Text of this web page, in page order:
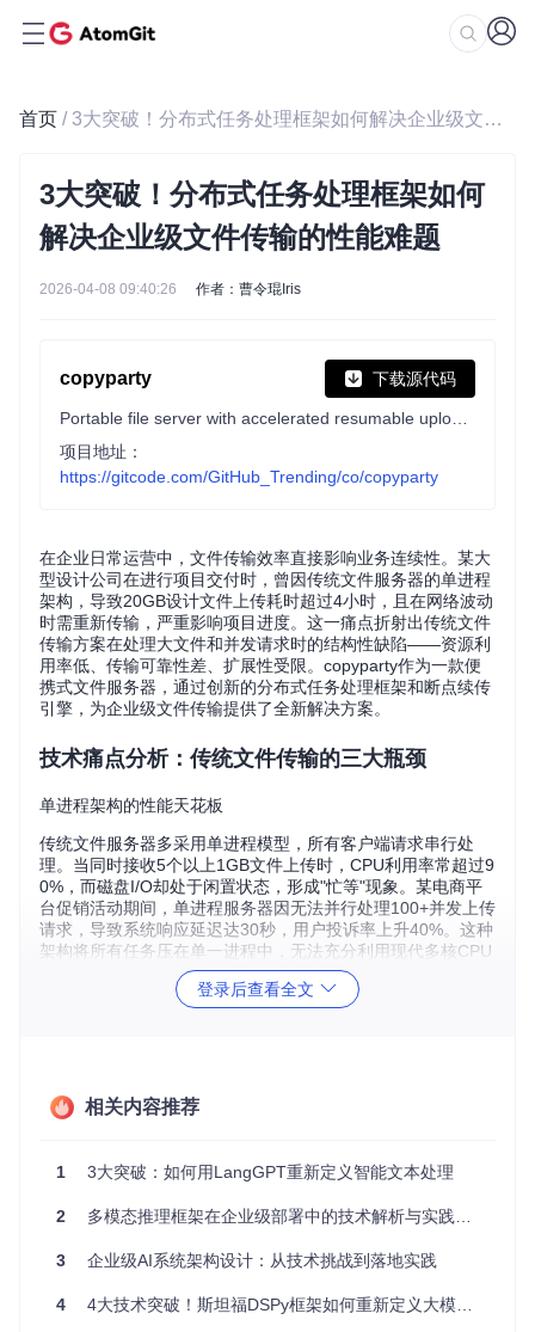
首页 / 3大突破！分布式任务处理框架如何解决企业级文件传输的性能难题
3大突破！分布式任务处理框架如何
解决企业级文件传输的性能难题
2026-04-08 09:40:26 作者：曹令琨Iris
copyparty 下载源代码
项目地址：
https://gitcode.com/GitHub_Trending/co/copyparty
在企业日常运营中，文件传输效率直接影响业务连续性。某大
型设计公司在进行项目交付时，曾因传统文件服务器的单进程
架构，导致20GB设计文件上传耗时超过4小时，且在网络波动
时需重新传输，严重影响项目进度。这一痛点折射出传统文件
传输方案在处理大文件和并发请求时的结构性缺陷——资源利
用率低、传输可靠性差、扩展性受限。copyparty作为一款便
携式文件服务器，通过创新的分布式任务处理框架和断点续传
引擎，为企业级文件传输提供了全新解决方案。
技术痛点分析：传统文件传输的三大瓶颈
单进程架构的性能天花板
传统文件服务器多采用单进程模型，所有客户端请求串行处
理。当同时接收5个以上1GB文件上传时，CPU利用率常超过9
0%，而磁盘I/O却处于闲置状态，形成"忙等"现象。某电商平
台促销活动期间，单进程服务器因无法并行处理100+并发上传
请求，导致系统响应延迟达30秒，用户投诉率上升40%。这种
架构将所有任务压在单一进程中，无法充分利用现代多核CPU
的计算能力，成为性能提升的首要障碍。
网络中断导致的传输可靠性问题
GB实验数据时，因网络不稳定重复传输3次，额外消耗6小
时。更严重的是，部分传输工具缺乏断点记录机制，中断后甚
求，传统方案需部署多套服务器软件，增加了系统复杂度和维
件服务，不仅服务器资源占用增加150%，还因协议间权限管
登录后查看全文
相关内容推荐
1 3大突破：如何用LangGPT重新定义智能文本处理
2 多模态推理框架在企业级部署中的技术解析与实践指南
3 企业级AI系统架构设计：从技术挑战到落地实践
4 4大技术突破！斯坦福DSPy框架如何重新定义大模型编程范式